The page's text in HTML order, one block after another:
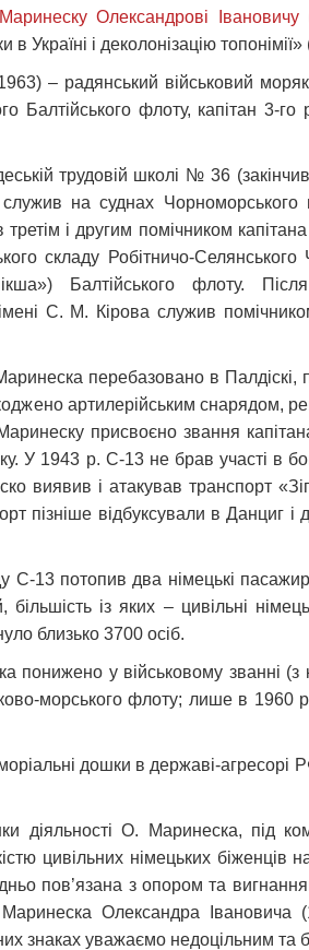
Олександрові Івановичу
Україні і деколонізацію
– радянський військовий
Балтійського флоту, капітан 3-
трудовій школі № 36
на суднах
і другим помічником
складу Робітничо-
Балтійського флоту.
С. М. Кірова служив
перебазовано в Палдіскі,
артилерійським снарядом,
присвоєно звання
У 1943 р. С-13 не брав участі в
виявив і атакував транспорт
пізніше відбуксували в Данциг
13 потопив два німецькі
із яких – цивільні
близько 3700 осіб.
у військовому званні (з
морського флоту; лише в
дошки в державі-агресорі
діяльності О. Маринеска, під
цивільних німецьких
пов’язана з опором та
Олександра Івановича
знаках уважаємо недоцільним та